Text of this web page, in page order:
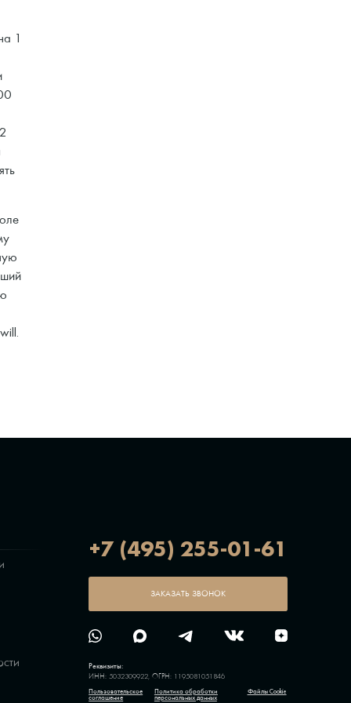
1
+7 (495) 255-01-61
ЗАКАЗАТЬ ЗВОНОК
Реквизиты:
ИНН: 5032309922, ОГРН: 1195081051846
Пользовательское
соглашение
Политика обработки
персональных данных
Файлы Cookie